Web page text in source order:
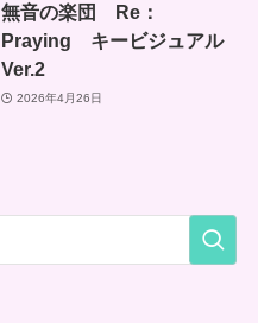
無音の楽団 Re：
Praying キービジュアル
Ver.2
2026年4月26日